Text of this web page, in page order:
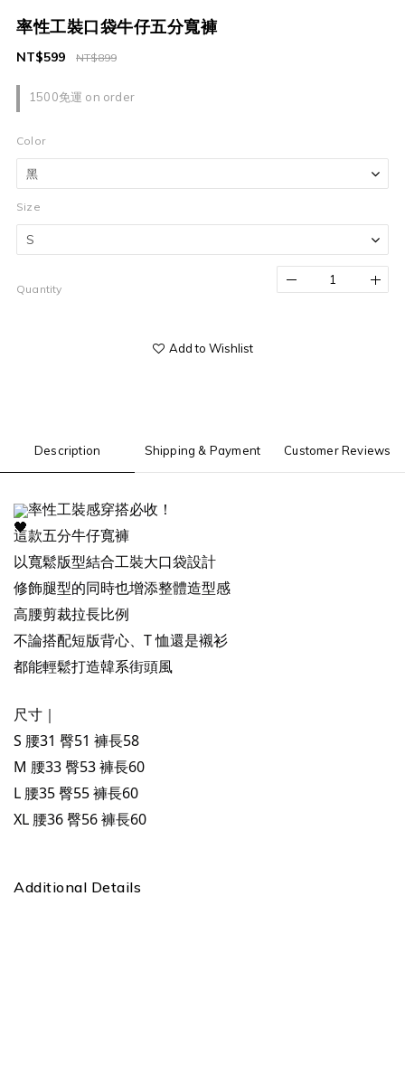
率性工裝口袋牛仔五分寬褲
1500免運 on order
NT$899
NT$599
Color
Size
Quantity
Add to Wishlist
Description Shipping & Payment Customer Reviews
率性工裝感穿搭必收！
這款五分牛仔寬褲
以寬鬆版型結合工裝大口袋設計
修飾腿型的同時也增添整體造型感
高腰剪裁拉長比例
不論搭配短版背心、T 恤還是襯衫
都能輕鬆打造韓系街頭風
尺寸｜
S 腰31 臀51 褲長58
M 腰33 臀53 褲長60
L 腰35 臀55 褲長60
XL 腰36 臀56 褲長60
Additional Details